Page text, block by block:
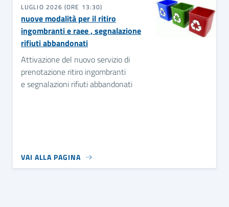
LUGLIO 2026 (ORE 13:30)
nuove modalità per il ritiro
ingombranti e raee , segnalazione
rifiuti abbandonati
Attivazione del nuovo servizio di
prenotazione ritiro ingombranti
e segnalazioni rifiuti abbandonati
VAI ALLA PAGINA